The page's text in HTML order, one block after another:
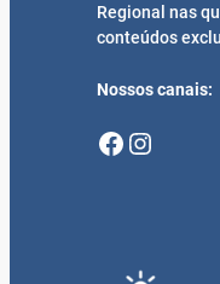
Regional nas
conteúdos
Nossos canais:
Facebook Instagram